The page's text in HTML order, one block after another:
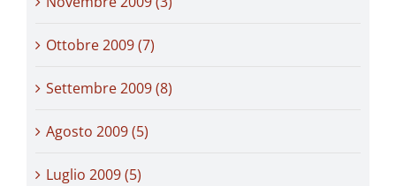
Ottobre 2009 (7)
Settembre 2009 (8)
Agosto 2009 (5)
Luglio 2009 (5)